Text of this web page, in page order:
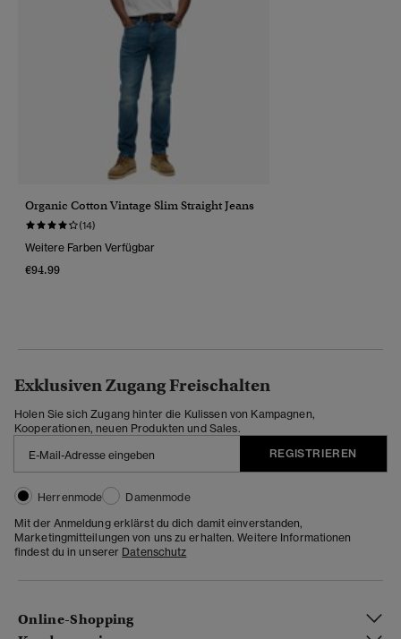
Organic Cotton Vintage Slim Straight Jeans
(14)
Weitere Farben Verfügbar
€94.99
Exklusiven Zugang Freischalten
Holen Sie sich Zugang hinter die Kulissen von Kampagnen,
Kooperationen, neuen Produkten und Sales.
REGISTRIEREN
Herrenmode
Damenmode
Mit der Anmeldung erklärst du dich damit einverstanden,
Marketingmitteilungen von uns zu erhalten. Weitere Informationen
findest du in unserer Datenschutz
Online-Shopping